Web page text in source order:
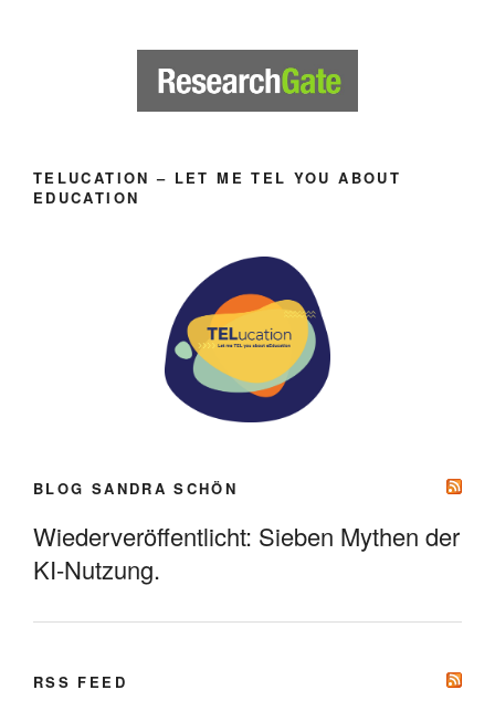
TELUCATION – LET ME TEL YOU ABOUT
EDUCATION
BLOG SANDRA SCHÖN
Wiederveröffentlicht: Sieben Mythen der
KI-Nutzung.
RSS FEED